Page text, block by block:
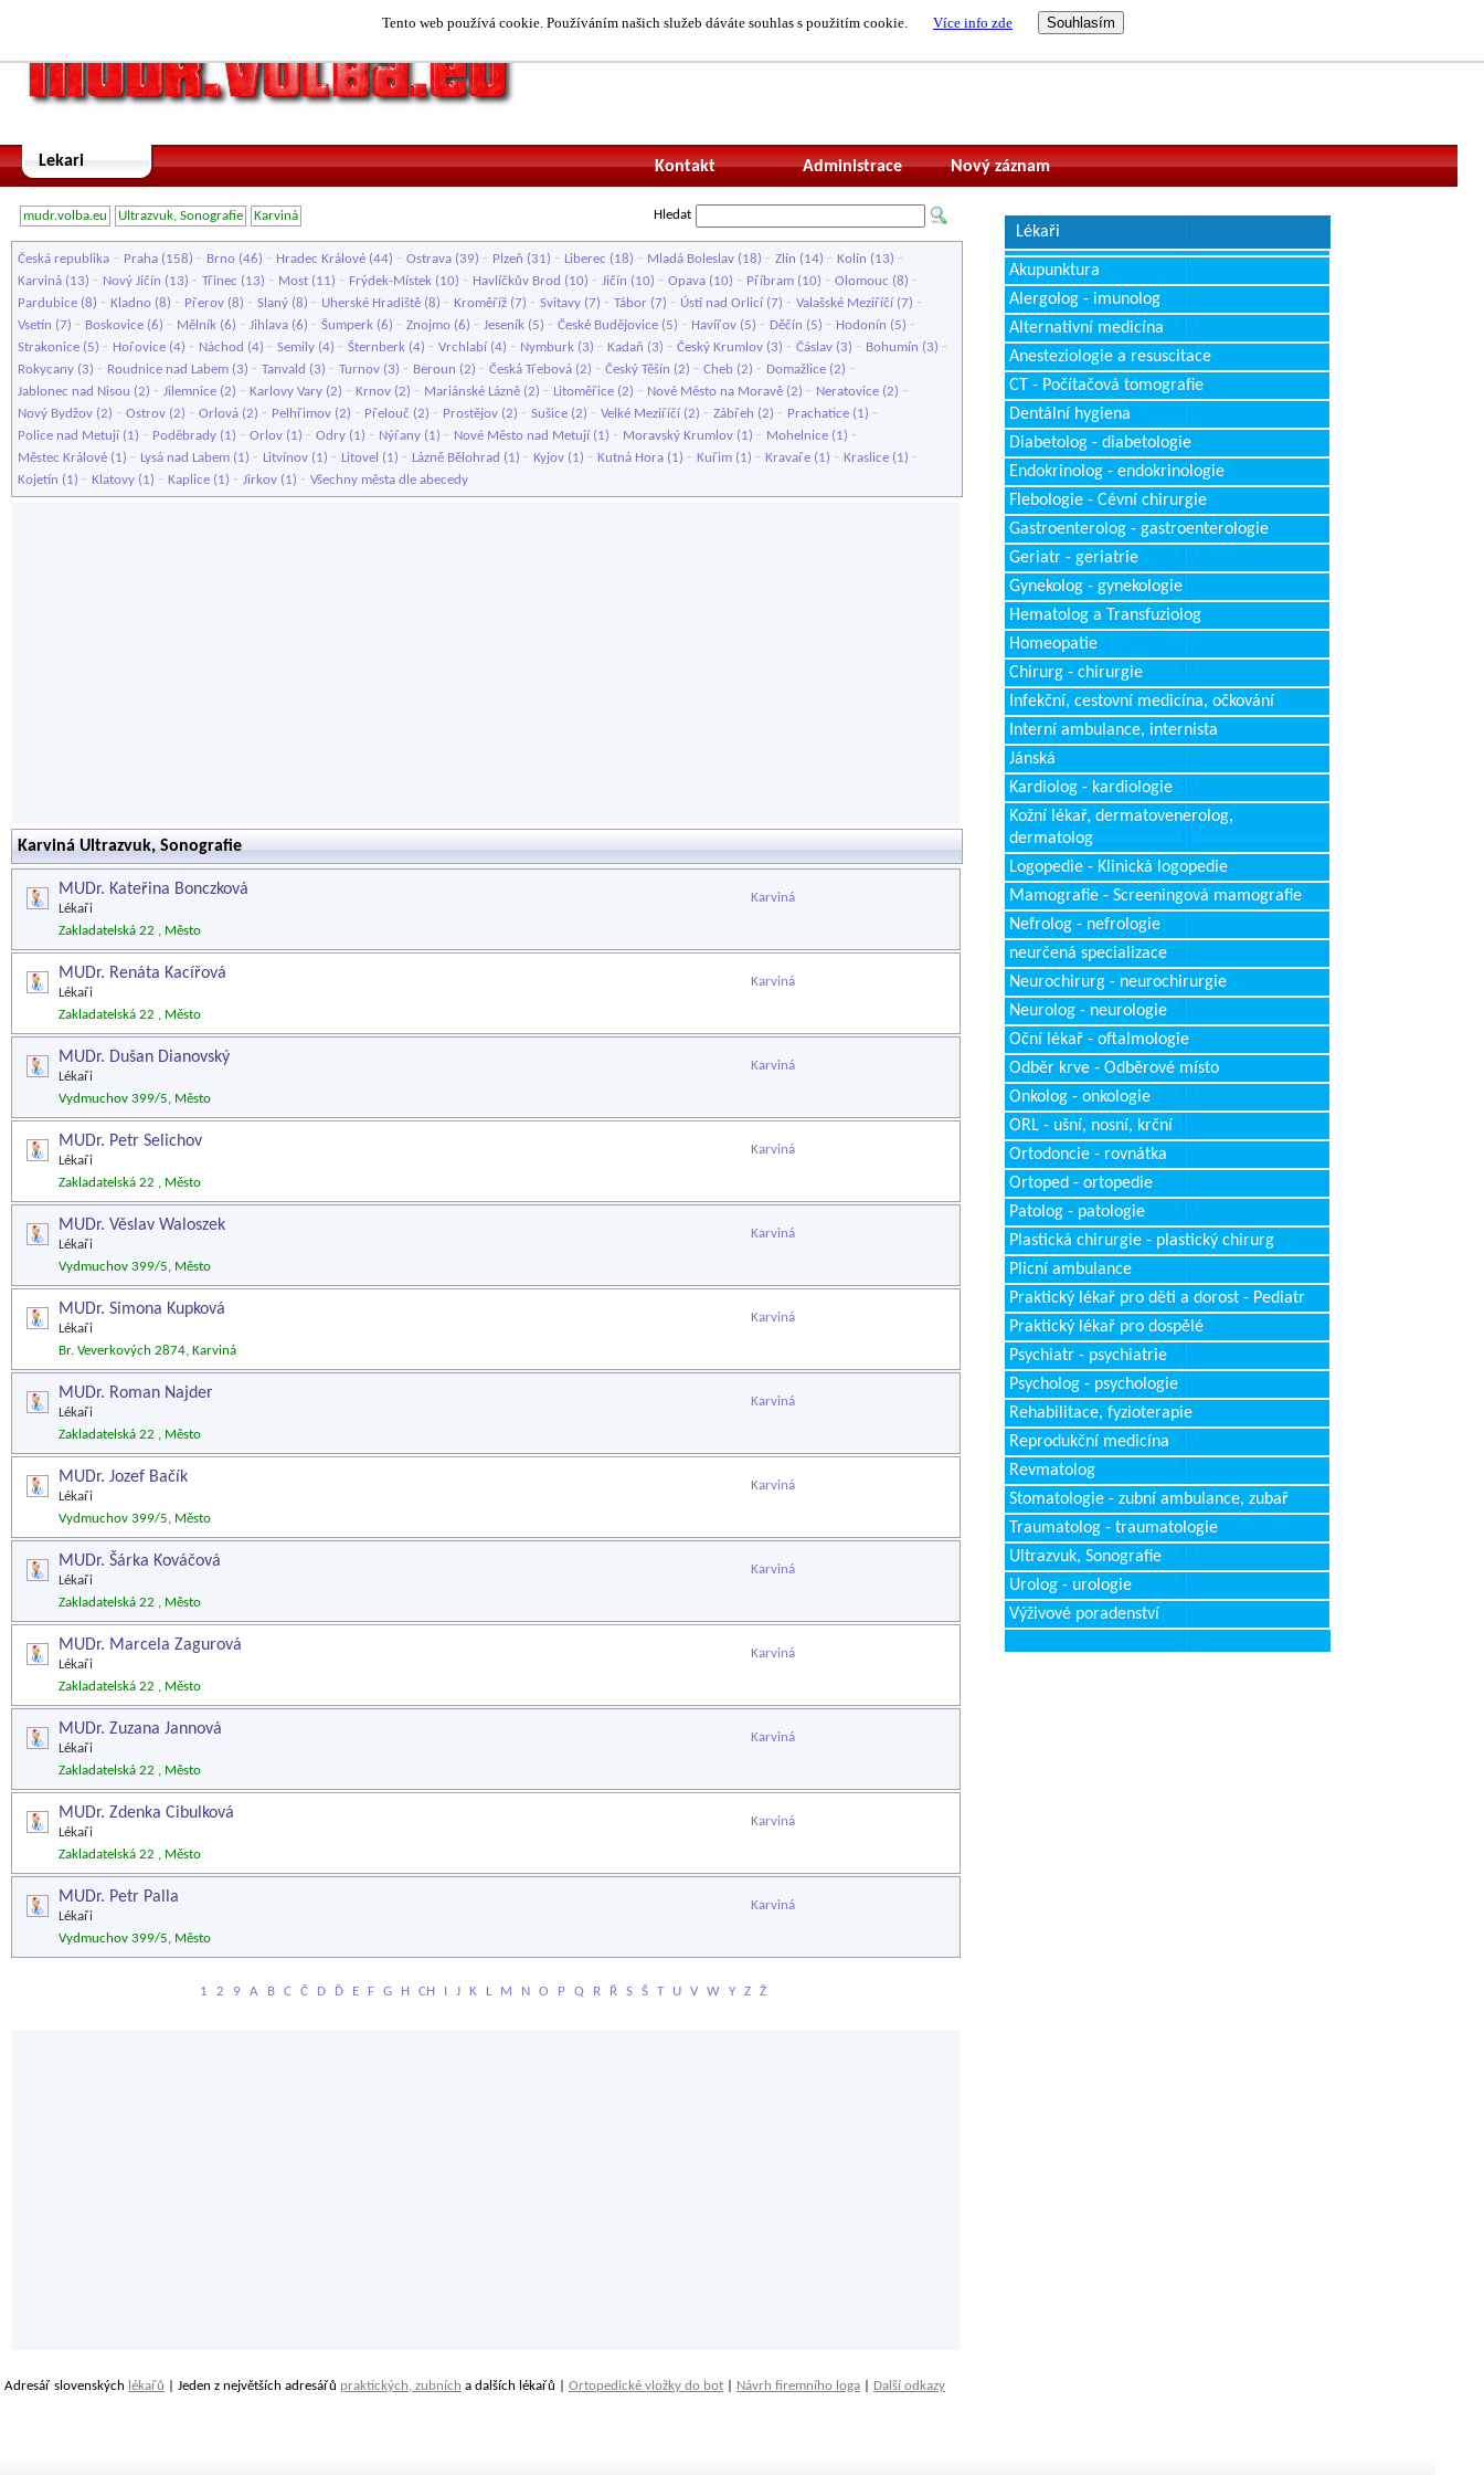
Tento web používá cookie. Používáním našich služeb dáváte souhlas s použitím cookie. Více info zde
Lekari Nový záznam
Administrace
Kontakt
mudr.volba.eu Ultrazvuk, Sonografie Karviná Hledat
Česká republika - Praha (158) - Brno (46) - Hradec Králové (44) - Ostrava (39) - Plzeň (31) - Liberec (18) - Mladá Boleslav (18) - Zlín (14) - Kolín (13) -
Karviná (13) - Nový Jičín (13) - Třinec (13) - Most (11) - Frýdek-Místek (10) - Havlíčkův Brod (10) - Jičín (10) - Opava (10) - Příbram (10) - Olomouc (8) -
Pardubice (8) - Kladno (8) - Přerov (8) - Slaný (8) - Uherské Hradiště (8) - Kroměříž (7) - Svitavy (7) - Tábor (7) - Ústí nad Orlicí (7) - Valašské Meziříčí (7) -
Vsetín (7) - Boskovice (6) - Mělník (6) - Jihlava (6) - Šumperk (6) - Znojmo (6) - Jeseník (5) - České Budějovice (5) - Havířov (5) - Děčín (5) - Hodonín (5) -
Strakonice (5) - Hořovice (4) - Náchod (4) - Semily (4) - Šternberk (4) - Vrchlabí (4) - Nymburk (3) - Kadaň (3) - Český Krumlov (3) - Čáslav (3) - Bohumín (3) -
Rokycany (3) - Roudnice nad Labem (3) - Tanvald (3) - Turnov (3) - Beroun (2) - Česká Třebová (2) - Český Těšín (2) - Cheb (2) - Domažlice (2) -
Jablonec nad Nisou (2) - Jilemnice (2) - Karlovy Vary (2) - Krnov (2) - Mariánské Lázně (2) - Litoměřice (2) - Nové Město na Moravě (2) - Neratovice (2) -
Nový Bydžov (2) - Ostrov (2) - Orlová (2) - Pelhřimov (2) - Přelouč (2) - Prostějov (2) - Sušice (2) - Velké Meziříčí (2) - Zábřeh (2) - Prachatice (1) -
Police nad Metují (1) - Poděbrady (1) - Orlov (1) - Odry (1) - Nýřany (1) - Nové Město nad Metují (1) - Moravský Krumlov (1) - Mohelnice (1) -
Městec Králové (1) - Lysá nad Labem (1) - Litvínov (1) - Litovel (1) - Lázně Bělohrad (1) - Kyjov (1) - Kutná Hora (1) - Kuřim (1) - Kravaře (1) - Kraslice (1) -
Kojetín (1) - Klatovy (1) - Kaplice (1) - Jirkov (1) - Všechny města dle abecedy
Karviná Ultrazvuk, Sonografie
MUDr. Kateřina Bonczková
Lékaři
Karviná
Zakladatelská 22 , Město
MUDr. Renáta Kacířová
Lékaři
Karviná
Zakladatelská 22 , Město
MUDr. Dušan Dianovský
Lékaři
Karviná
Vydmuchov 399/5, Město
MUDr. Petr Selichov
Lékaři
Karviná
Zakladatelská 22 , Město
MUDr. Věslav Waloszek
Lékaři
Karviná
Vydmuchov 399/5, Město
MUDr. Simona Kupková
Lékaři
Karviná
Br. Veverkových 2874, Karviná
MUDr. Roman Najder
Lékaři
Karviná
Zakladatelská 22 , Město
MUDr. Jozef Bačík
Lékaři
Karviná
Vydmuchov 399/5, Město
MUDr. Šárka Kováčová
Lékaři
Karviná
Zakladatelská 22 , Město
MUDr. Marcela Zagurová
Lékaři
Karviná
Zakladatelská 22 , Město
MUDr. Zuzana Jannová
Lékaři
Karviná
Zakladatelská 22 , Město
MUDr. Zdenka Cibulková
Lékaři
Karviná
Zakladatelská 22 , Město
MUDr. Petr Palla
Lékaři
Karviná
Vydmuchov 399/5, Město
1 2 9 A B C Č D Ď E F G H CH I J K L M N O P Q R Ř S Š T U V W Y Z Ž
Lékaři
Akupunktura
Alergolog - imunolog
Alternativní medicína
Anesteziologie a resuscitace
CT - Počítačová tomografie
Dentální hygiena
Diabetolog - diabetologie
Endokrinolog - endokrinologie
Flebologie - Cévní chirurgie
Gastroenterolog - gastroenterologie
Geriatr - geriatrie
Gynekolog - gynekologie
Hematolog a Transfuziolog
Homeopatie
Chirurg - chirurgie
Infekční, cestovní medicína, očkování
Interní ambulance, internista
Jánská
Kardiolog - kardiologie
Kožní lékař, dermatovenerolog,
dermatolog
Logopedie - Klinická logopedie
Mamografie - Screeningová mamografie
Nefrolog - nefrologie
neurčená specializace
Neurochirurg - neurochirurgie
Neurolog - neurologie
Oční lékař - oftalmologie
Odběr krve - Odběrové místo
Onkolog - onkologie
ORL - ušní, nosní, krční
Ortodoncie - rovnátka
Ortoped - ortopedie
Patolog - patologie
Plastická chirurgie - plastický chirurg
Plicní ambulance
Praktický lékař pro děti a dorost - Pediatr
Praktický lékař pro dospělé
Psychiatr - psychiatrie
Psycholog - psychologie
Rehabilitace, fyzioterapie
Reprodukční medicína
Revmatolog
Stomatologie - zubní ambulance, zubař
Traumatolog - traumatologie
Ultrazvuk, Sonografie
Urolog - urologie
Výživové poradenství
Adresář slovenských lékařů | Jeden z největších adresářů praktických, zubních a dalších lékařů | Ortopedické vložky do bot Návrh firemního loga Další odkazy